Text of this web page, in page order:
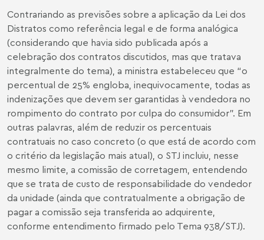
Contrariando as previsões sobre a aplicação da Lei dos
Distratos como referência legal e de forma analógica
(considerando que havia sido publicada após a
celebração dos contratos discutidos, mas que tratava
integralmente do tema), a ministra estabeleceu que “o
percentual de 25% engloba, inequivocamente, todas as
indenizações que devem ser garantidas à vendedora no
rompimento do contrato por culpa do consumidor”. Em
outras palavras, além de reduzir os percentuais
contratuais no caso concreto (o que está de acordo com
o critério da legislação mais atual), o STJ incluiu, nesse
mesmo limite, a comissão de corretagem, entendendo
que se trata de custo de responsabilidade do vendedor
da unidade (ainda que contratualmente a obrigação de
pagar a comissão seja transferida ao adquirente,
conforme entendimento firmado pelo Tema 938/STJ).